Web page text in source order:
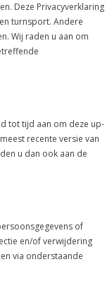
Deze Privacyverklaring
turnsport. Andere
Wij raden u aan om
tot tijd aan om deze up-
recente versie van
u dan ook aan de
of
en/of verwijdering
via onderstaande